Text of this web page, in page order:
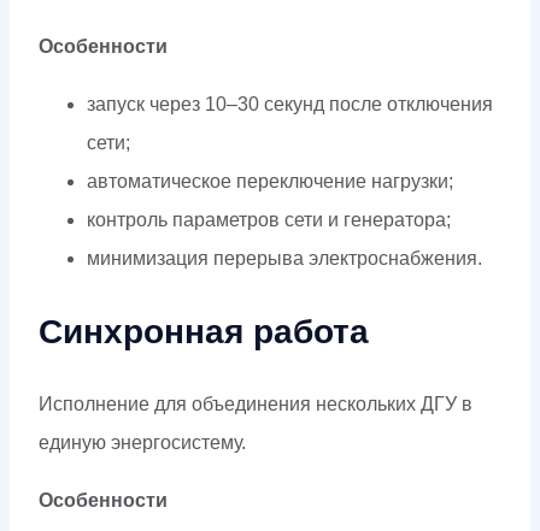
Особенности
запуск через 10–30 секунд после отключения
сети;
автоматическое переключение нагрузки;
контроль параметров сети и генератора;
минимизация перерыва электроснабжения.
Синхронная работа
Исполнение для объединения нескольких ДГУ в
единую энергосистему.
Особенности